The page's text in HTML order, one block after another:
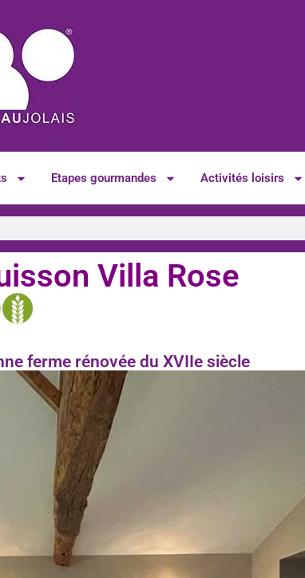
Etapes gourmandes Activités loisirs
Villa Rose
ferme rénovée du XVIIe siècle